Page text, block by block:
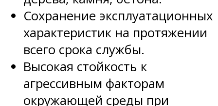
Сохранение эксплуатационных
характеристик на протяжении
всего срока службы.
Высокая стойкость к
агрессивным факторам
окружающей среды при